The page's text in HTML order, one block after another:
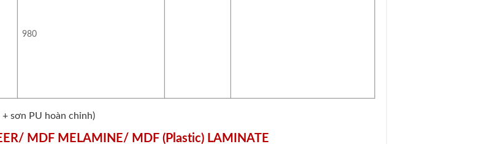
980
sơn PU hoàn chỉnh)
MDF MELAMINE/ MDF (Plastic) LAMINATE